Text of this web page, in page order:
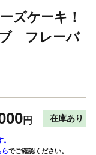
ズケーキ！
ブ フレーバ
円 在庫あり
らでご確認ください。